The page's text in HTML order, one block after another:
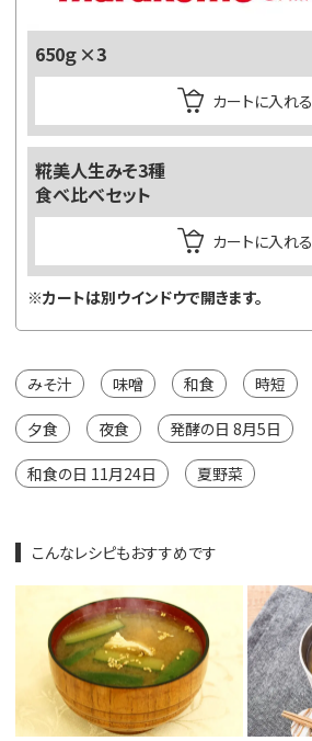
650ｇ×3
カートに入れる
糀美人生みそ3種
食べ比べセット
カートに入れる
※カートは別ウインドウで開きます。
みそ汁 味噌 和食 時短
夕食 夜食 発酵の日 8月5日
和食の日 11月24日 夏野菜
こんなレシピもおすすめです